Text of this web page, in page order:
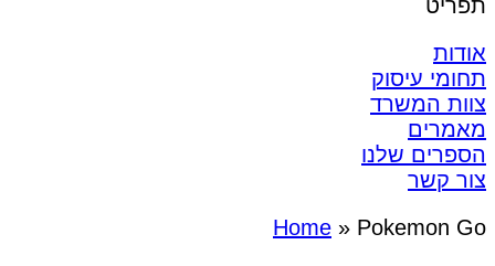
תפריט
אודות
תחומי עיסוק
צוות המשרד
מאמרים
הספרים שלנו
צור קשר
Home » Pokemon Go